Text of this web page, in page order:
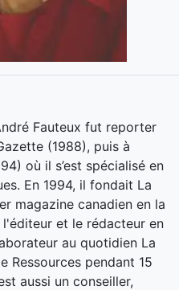
Fauteux fut reporter
(1988), puis à
où il s’est spécialisé en
En 1994, il fondait La
magazine canadien en la
et le rédacteur en
au quotidien La
Ressources pendant 15
aussi un conseiller,